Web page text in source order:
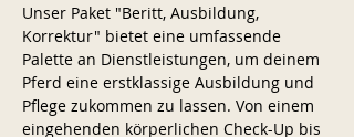
Unser Paket "Beritt, Ausbildung,
Korrektur" bietet eine umfassende
Palette an Dienstleistungen, um deinem
Pferd eine erstklassige Ausbildung und
Pflege zukommen zu lassen. Von einem
eingehenden körperlichen Check-Up bis